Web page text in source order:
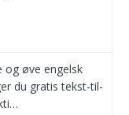
og øve engelsk
du gratis tekst-til-